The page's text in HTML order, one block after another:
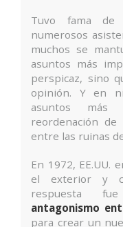
Tuvo fama de
numerosos
muchos se
asuntos más
perspicaz, sino
opinión. Y en
asuntos
reordenación de
entre las ruinas
En 1972, EE.UU.
el exterior y
respuesta
antagonismo
para crear un